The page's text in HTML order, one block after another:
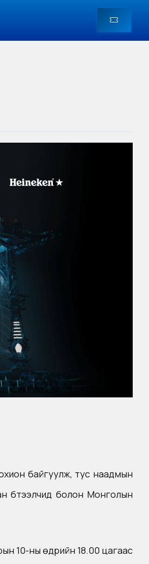
байгуулж, тус наадмын
бүтээлчид болон Монголын
10-ны өдрийн 18.00 цагаас